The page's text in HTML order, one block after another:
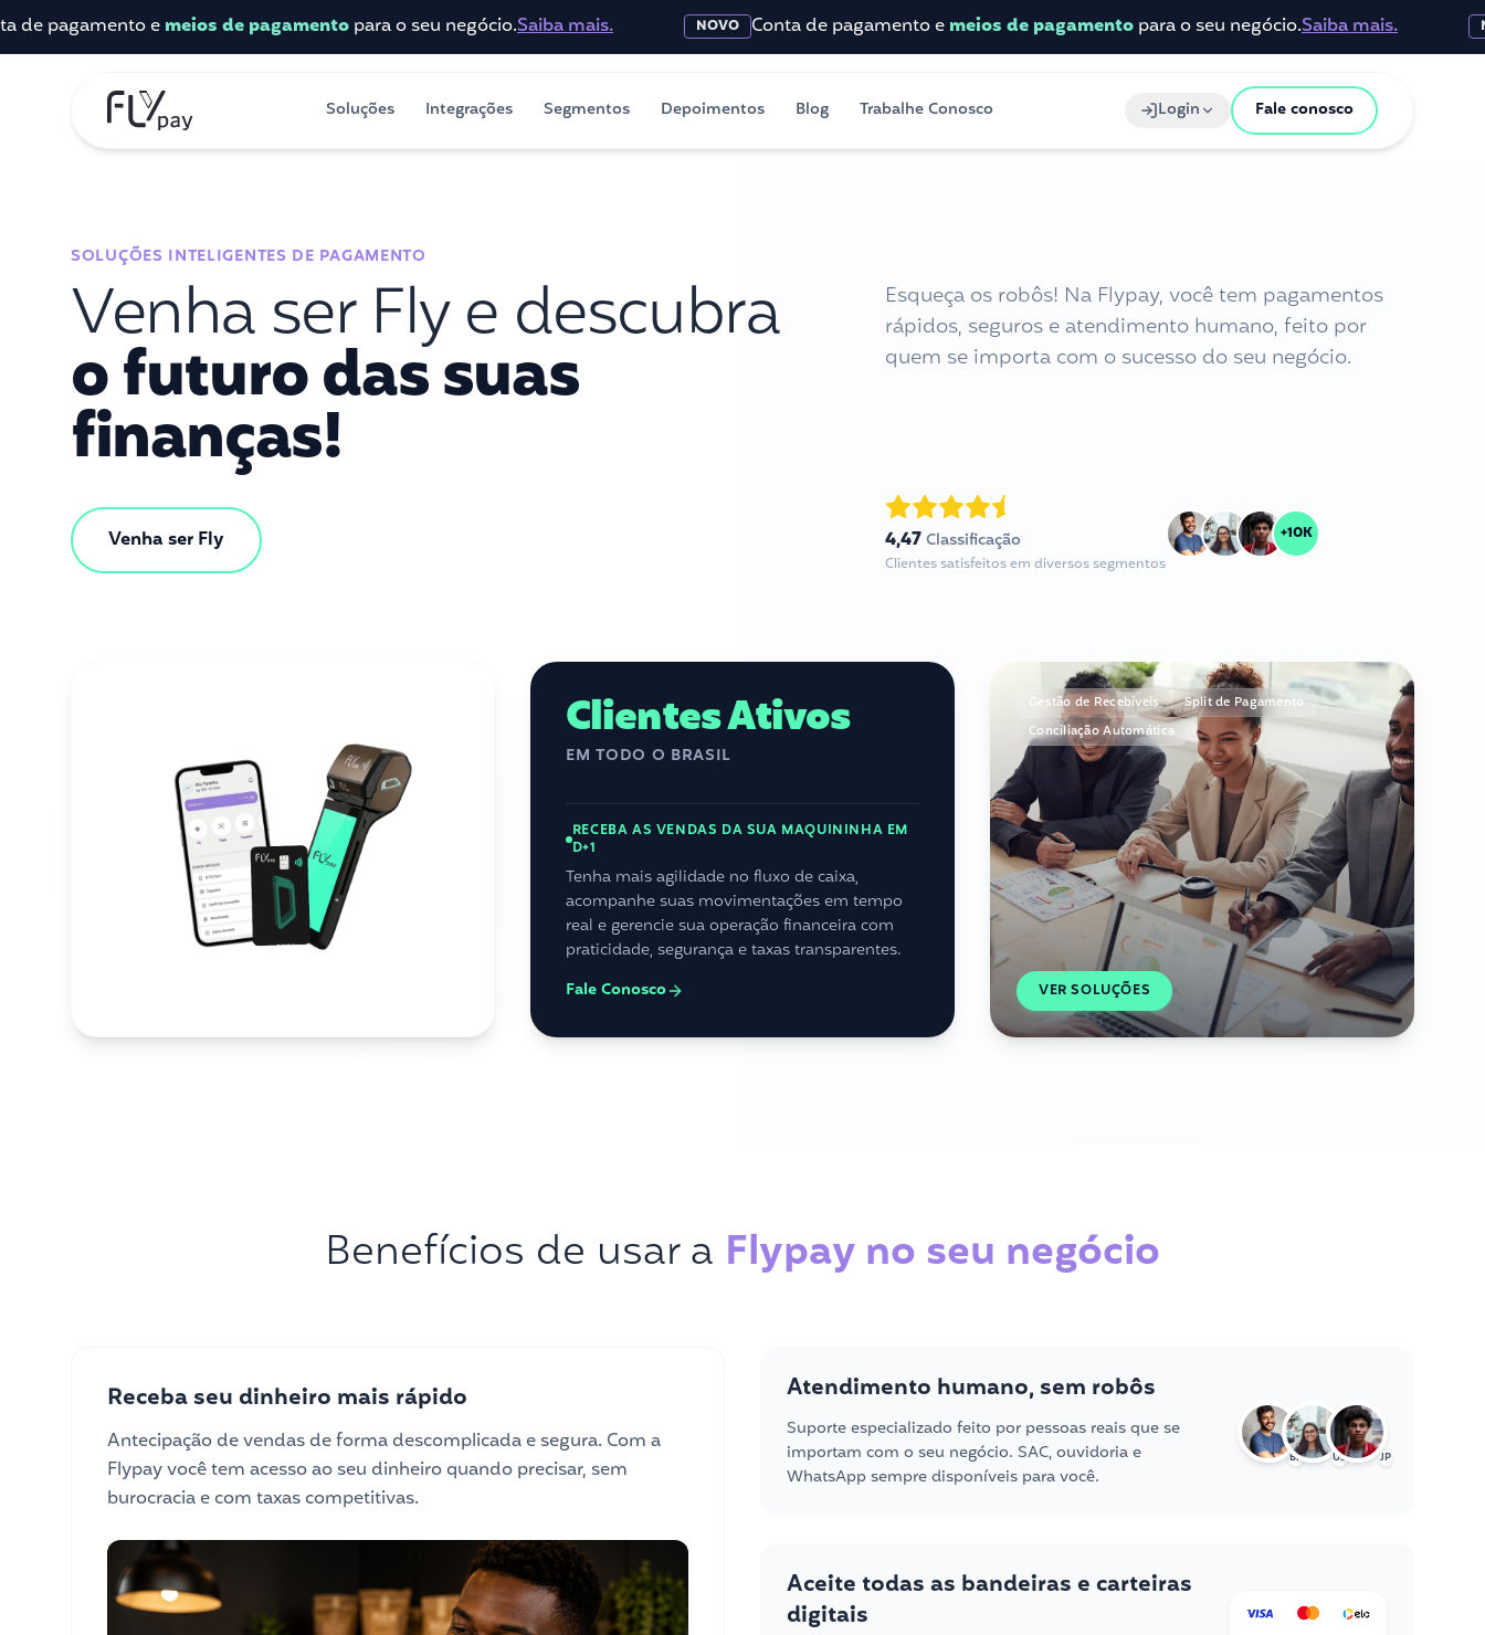
emeios de pagamentopara o seu negócio.Saiba mais. Conta de pagamento emeios de pagamentopara o seu negócio.Saiba mais.
Soluções Integrações Segmentos Depoimentos Blog Trabalhe Conosco Login Fale conosco
SOLUÇÕES INTELIGENTES DE PAGAMENTO
Venha ser Fly e descubra
o futuro das suas
finanças!
Venha ser Fly
Esqueça os robôs! Na Flypay, você tem pagamentos
rápidos, seguros e atendimento humano, feito por
quem se importa com o sucesso do seu negócio.
4,47Classificação
Clientes satisfeitos em diversos segmentos
+10K
Clientes Ativos
EM TODO O BRASIL
RECEBA AS VENDAS DA SUA MAQUININHA EM
D+1
Tenha mais agilidade no fluxo de caixa,
acompanhe suas movimentações em tempo
real e gerencie sua operação financeira com
praticidade, segurança e taxas transparentes.
Fale Conosco
Gestão de Recebíveis
Split de Pagamento
Conciliação Automática
VER SOLUÇÕES
Benefícios de usar a Flypay no seu negócio
Receba seu dinheiro mais rápido
Antecipação de vendas de forma descomplicada e segura. Com a
Flypay você tem acesso ao seu dinheiro quando precisar, sem
burocracia e com taxas competitivas.
Atendimento humano, sem robôs
Suporte especializado feito por pessoas reais que se
importam com o seu negócio. SAC, ouvidoria e
WhatsApp sempre disponíveis para você.
BR US JP
Aceite todas as bandeiras e carteiras
digitais